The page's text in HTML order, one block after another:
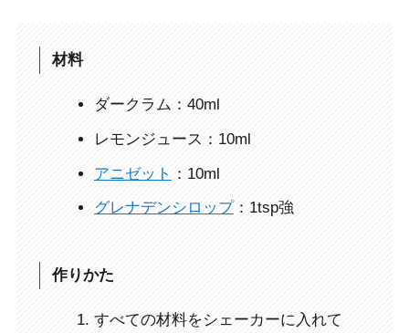
材料
ダークラム：40ml
レモンジュース：10ml
アニゼット ：10ml
グレナデンシロップ：1tsp強
作りかた
すべての材料をシェーカーに入れて